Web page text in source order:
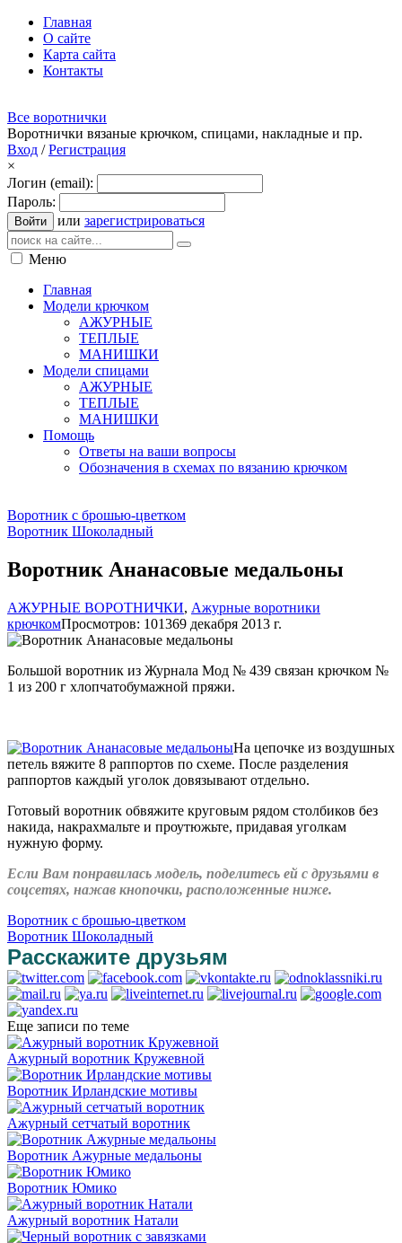
Главная
О сайте
Карта сайта
Контакты
Все воротнички
Воротнички вязаные крючком, спицами, накладные и пр.
Вход /Регистрация
×
Логин (email):
Пароль:
Войти или зарегистрироваться
Меню
Главная
Модели крючком
АЖУРНЫЕ
ТЕПЛЫЕ
МАНИШКИ
Модели спицами
АЖУРНЫЕ
ТЕПЛЫЕ
МАНИШКИ
Помощь
Ответы на ваши вопросы
Обозначения в схемах по вязанию крючком
Воротник с брошью-цветком
Воротник Шоколадный
Воротник Ананасовые медальоны
АЖУРНЫЕ ВОРОТНИЧКИ, Ажурные воротники
крючкомПросмотров: 101369 декабря 2013 г.
Большой воротник из Журнала Мод № 439 связан крючком №
1 из 200 г хлопчатобумажной пряжи.
На цепочке из воздушных
петель вяжите 8 раппортов по схеме. После разделения
раппортов каждый уголок довязывают отдельно.
Готовый воротник обвяжите круговым рядом столбиков без
накида, накрахмальте и проутюжьте, придавая уголкам
нужную форму.
Если Вам понравилась модель, поделитесь ей с друзьями в
соцсетях, нажав кнопочки, расположенные ниже.
Воротник с брошью-цветком
Воротник Шоколадный
Расскажите друзьям
Еще записи по теме
Ажурный воротник Кружевной
Воротник Ирландские мотивы
Ажурный сетчатый воротник
Воротник Ажурные медальоны
Воротник Юмико
Ажурный воротник Натали